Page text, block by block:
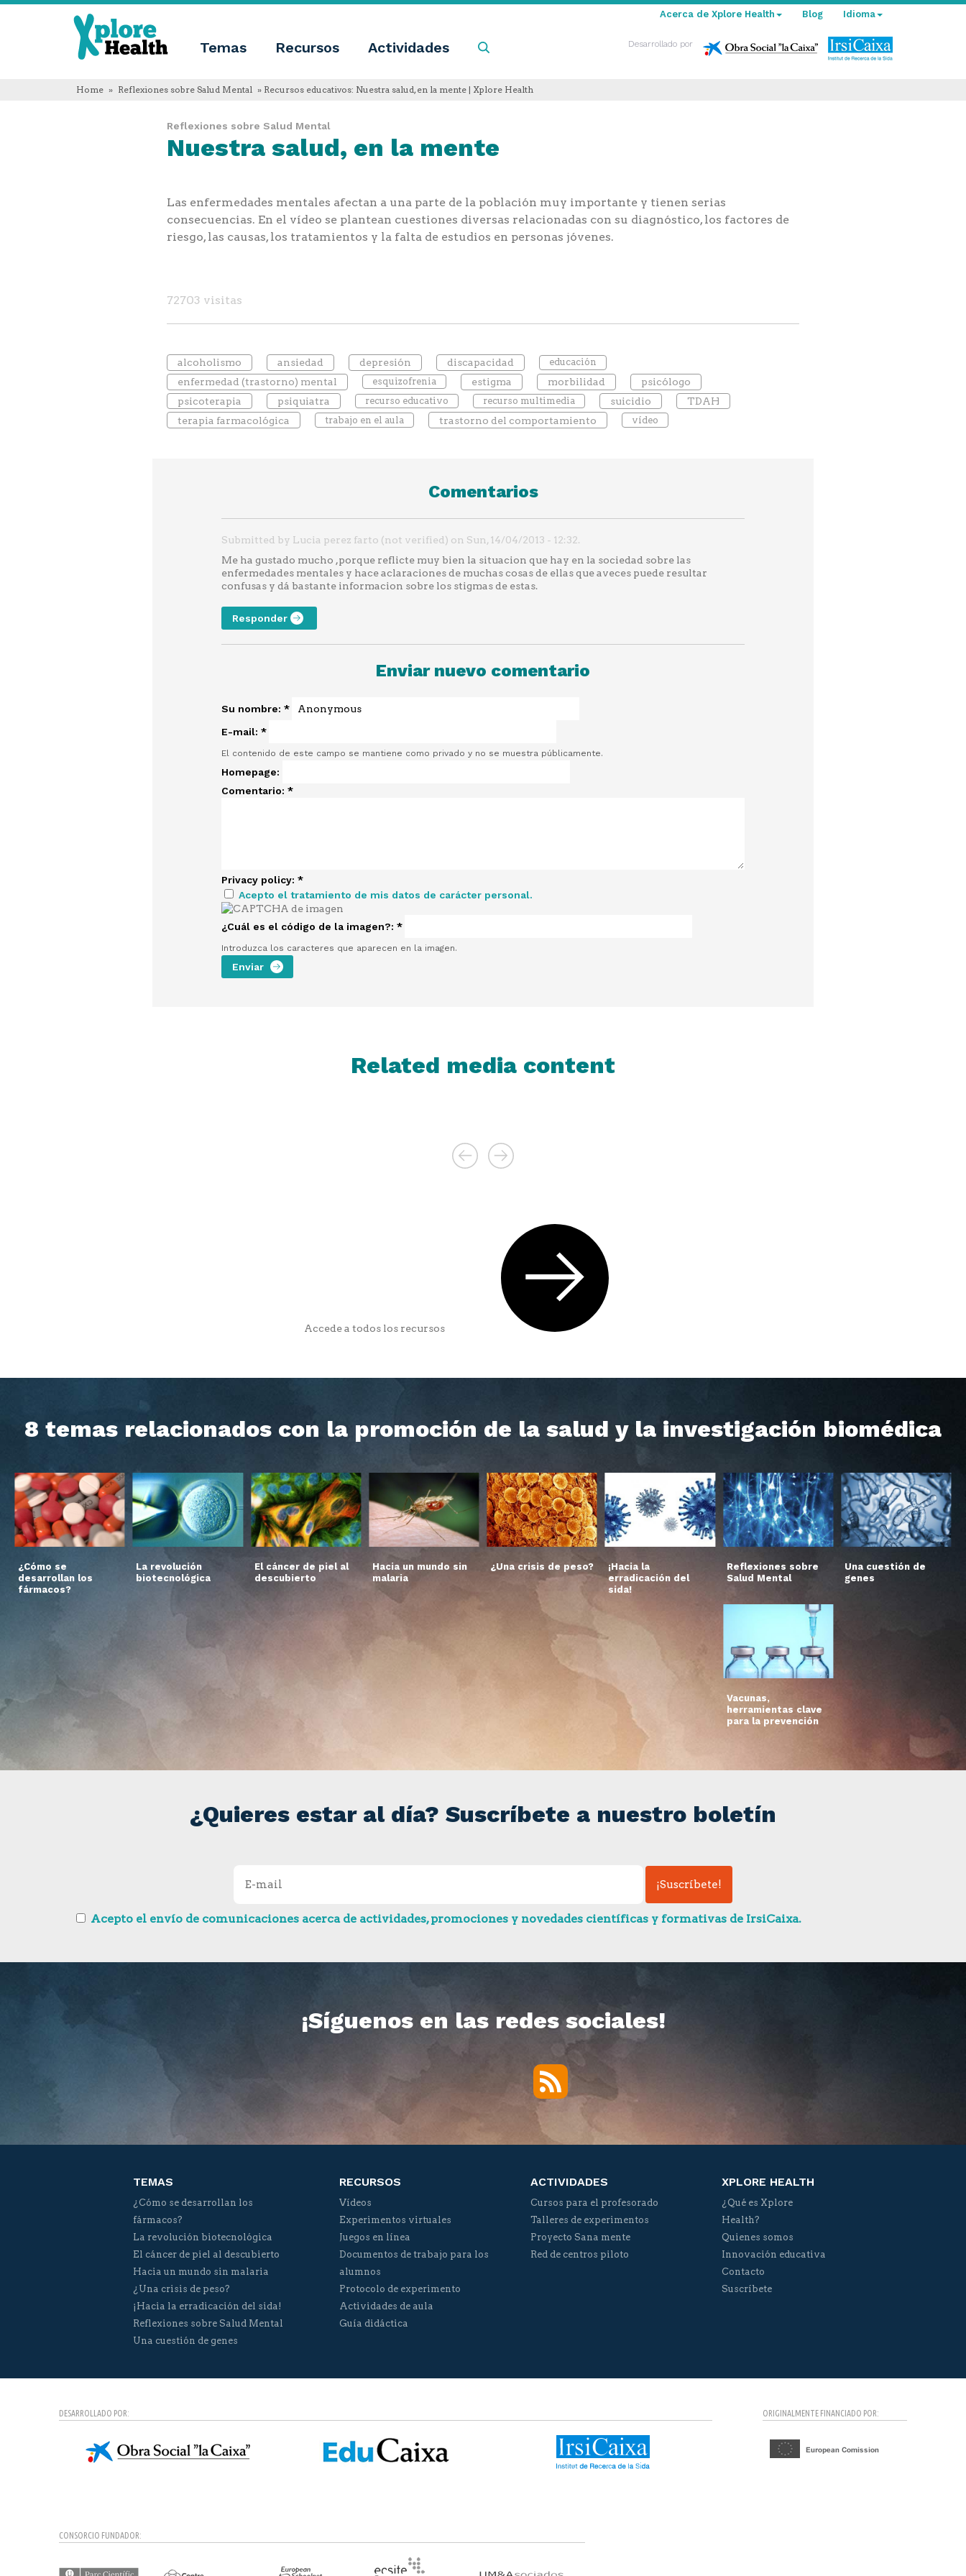
Xplore
Health
Temas Recursos Actividades
Health
es
Quienes
Innovación
English
Español
Français
Idioma
Acerca de Xplore Health Blog
Desarrollado por
Home » Reflexiones sobre Salud Mental » Recursos educativos: Nuestra salud, en la mente | Xplore Health
Reflexiones sobre Salud Mental
Nuestra salud, en la mente
Las enfermedades mentales afectan a una parte de la población muy importante y tienen serias
consecuencias. En el vídeo se plantean cuestiones diversas relacionadas con su diagnóstico, los factores de
riesgo, las causas, los tratamientos y la falta de estudios en personas jóvenes.
72703 visitas
alcoholismo ansiedad depresión discapacidad educación
enfermedad (trastorno) mental esquizofrenia estigma morbilidad
psicólogo
psicoterapia
psiquiatra recurso educativo recurso multimedia suicidio
TDAH
terapia farmacológica
trabajo en el aula trastorno del comportamiento vídeo
Comentarios
Submitted by Lucia perez farto (not verified) on Sun, 14/04/2013 - 12:32.
Me ha gustado mucho ,porque reflicte muy bien la situacion que hay en la sociedad sobre las
enfermedades mentales y hace aclaraciones de muchas cosas de ellas que aveces puede resultar
confusas y dá bastante informacion sobre los stigmas de estas.
Responder
Enviar nuevo comentario
Su nombre: *
E-mail: *
El contenido de este campo se mantiene como privado y no se muestra públicamente.
Homepage:
Comentario: *
Privacy policy: *
Acepto el tratamiento de mis datos de carácter personal.
¿Cuál es el código de la imagen?: *
Introduzca los caracteres que aparecen en la imagen.
Related media content
Accede a todos los recursos
8 temas relacionados con la promoción de la salud y la investigación biomédica
¿Cómo se
desarrollan los
fármacos?
La revolución
biotecnológica
El cáncer de piel al
descubierto
Hacia un mundo sin
malaria
¿Una crisis de peso?
¡Hacia la
erradicación del
sida!
Reflexiones sobre
Salud Mental
Una cuestión de
genes
Vacunas,
herramientas clave
para la prevención
¿Quieres estar al día? Suscríbete a nuestro boletín
Acepto el envío de comunicaciones acerca de actividades, promociones y novedades científicas y formativas de IrsiCaixa.
¡Síguenos en las redes sociales!
RSS
TEMAS
¿Cómo se desarrollan los
fármacos?
La revolución biotecnológica
El cáncer de piel al descubierto
Hacia un mundo sin malaria
¿Una crisis de peso?
¡Hacia la erradicación del sida!
Reflexiones sobre Salud Mental
Una cuestión de genes
RECURSOS
Vídeos
Experimentos virtuales
Juegos en línea
Documentos de trabajo para los
alumnos
Protocolo de experimento
Actividades de aula
Guía didáctica
ACTIVIDADES
Cursos para el profesorado
Talleres de experimentos
Proyecto Sana mente
Red de centros piloto
XPLORE HEALTH
¿Qué es Xplore
Health?
Quienes somos
Innovación educativa
Contacto
Suscríbete
DESARROLLADO POR: ORIGINALMENTE FINANCIADO POR:
CONSORCIO FUNDADOR: